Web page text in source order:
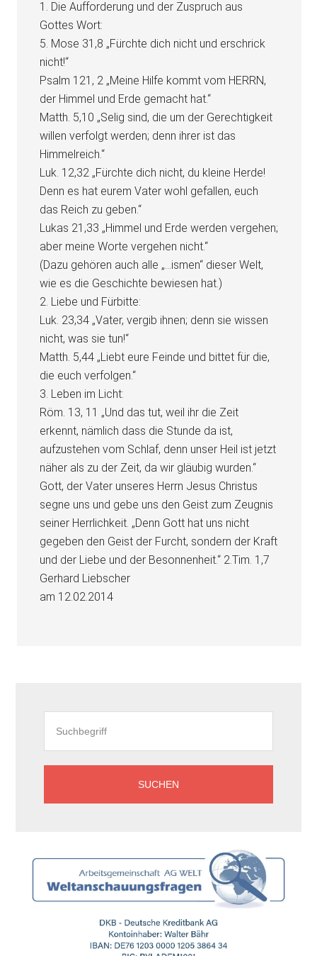
1. Die Aufforderung und der Zuspruch aus
Gottes Wort:
5. Mose 31,8 „Fürchte dich nicht und erschrick
nicht!“
Psalm 121, 2 „Meine Hilfe kommt vom HERRN,
der Himmel und Erde gemacht hat.“
Matth. 5,10 „Selig sind, die um der Gerechtigkeit
willen verfolgt werden; denn ihrer ist das
Himmelreich.“
Luk. 12,32 „Fürchte dich nicht, du kleine Herde!
Denn es hat eurem Vater wohl gefallen, euch
das Reich zu geben.“
Lukas 21,33 „Himmel und Erde werden vergehen;
aber meine Worte vergehen nicht.“
(Dazu gehören auch alle „…ismen“ dieser Welt,
wie es die Geschichte bewiesen hat.)
2. Liebe und Fürbitte:
Luk. 23,34 „Vater, vergib ihnen; denn sie wissen
nicht, was sie tun!“
Matth. 5,44 „Liebt eure Feinde und bittet für die,
die euch verfolgen.“
3. Leben im Licht:
Röm. 13, 11 „Und das tut, weil ihr die Zeit
erkennt, nämlich dass die Stunde da ist,
aufzustehen vom Schlaf, denn unser Heil ist jetzt
näher als zu der Zeit, da wir gläubig wurden.“
Gott, der Vater unseres Herrn Jesus Christus
segne uns und gebe uns den Geist zum Zeugnis
seiner Herrlichkeit. „Denn Gott hat uns nicht
gegeben den Geist der Furcht, sondern der Kraft
und der Liebe und der Besonnenheit.“ 2.Tim. 1,7
Gerhard Liebscher
am 12.02.2014